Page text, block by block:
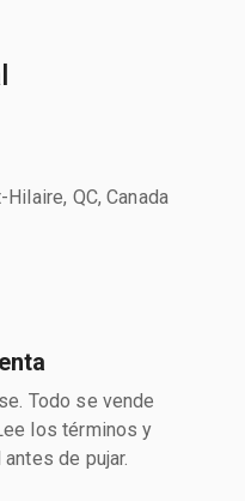
QC, Canada
Todo se vende
los términos y
de pujar.